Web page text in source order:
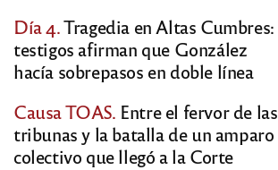
Día 4.Tragedia en Altas Cumbres:
testigos afirman que González
hacía sobrepasos en doble línea
Causa TOAS. Entre el fervor de las
tribunas y la batalla de un amparo
colectivo que llegó a la Corte